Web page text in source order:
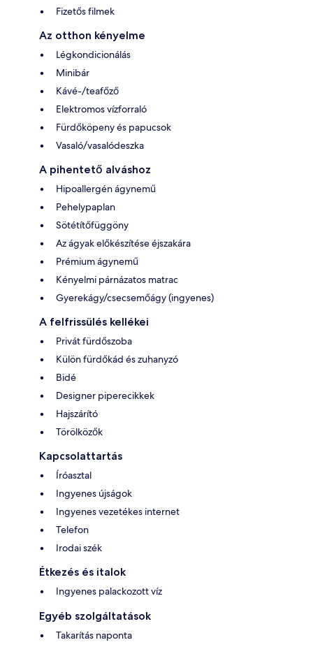
Fizetős filmek
Az otthon kényelme
Légkondicionálás
Minibár
Kávé-/teafőző
Elektromos vízforraló
Fürdőköpeny és papucsok
Vasaló/vasalódeszka
A pihentető alváshoz
Hipoallergén ágynemű
Pehelypaplan
Sötétítőfüggöny
Az ágyak előkészítése éjszakára
Prémium ágynemű
Kényelmi párnázatos matrac
Gyerekágy/csecsemőágy (ingyenes)
A felfrissülés kellékei
Privát fürdőszoba
Külön fürdőkád és zuhanyzó
Bidé
Designer piperecikkek
Hajszárító
Törölközők
Kapcsolattartás
Íróasztal
Ingyenes újságok
Ingyenes vezetékes internet
Telefon
Irodai szék
Étkezés és italok
Ingyenes palackozott víz
Egyéb szolgáltatások
Takarítás naponta